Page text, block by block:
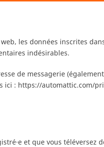
les données inscrites
indésirables.
de messagerie
: https://automattic.com/
et que vous téléversez